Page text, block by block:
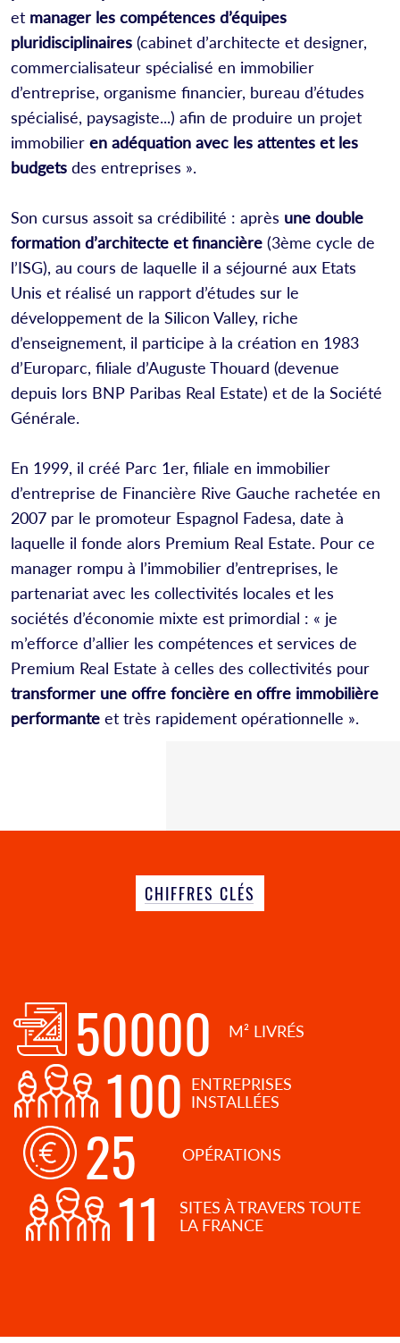
et manager les compétences d’équipes
pluridisciplinaires (cabinet d’architecte et designer,
commercialisateur spécialisé en immobilier
d’entreprise, organisme financier, bureau d’études
spécialisé, paysagiste...) afin de produire un projet
immobilier en adéquation avec les attentes et les
budgets des entreprises ».
Son cursus assoit sa crédibilité : après une double
formation d’architecte et financière (3ème cycle de
l’ISG), au cours de laquelle il a séjourné aux Etats
Unis et réalisé un rapport d’études sur le
développement de la Silicon Valley, riche
d’enseignement, il participe à la création en 1983
d’Europarc, filiale d’Auguste Thouard (devenue
depuis lors BNP Paribas Real Estate) et de la Société
Générale.
En 1999, il créé Parc 1er, filiale en immobilier
d’entreprise de Financière Rive Gauche rachetée en
2007 par le promoteur Espagnol Fadesa, date à
laquelle il fonde alors Premium Real Estate. Pour ce
manager rompu à l’immobilier d’entreprises, le
partenariat avec les collectivités locales et les
sociétés d’économie mixte est primordial : « je
m’efforce d’allier les compétences et services de
Premium Real Estate à celles des collectivités pour
transformer une offre foncière en offre immobilière
performante et très rapidement opérationnelle ».
CHIFFRES CLÉS
50000 M² LIVRÉS
100 ENTREPRISES
INSTALLÉES
25 OPÉRATIONS
11
SITES À TRAVERS TOUTE
LA FRANCE